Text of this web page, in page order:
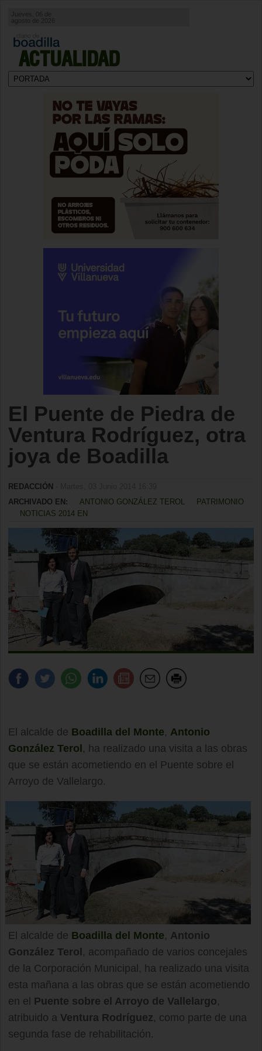
ACTUALIDAD
agosto de 2026
El Puente de Piedra de
Ventura Rodríguez, otra
joya de Boadilla
REDACCIÓN
ARCHIVADO EN:
ANTONIO GONZÁLEZ TEROL
PATRIMONIO
NOTICIAS 2014 EN
El alcalde de Boadilla del Monte, Antonio
González Terol , ha realizado una visita a las obras
que se están acometiendo en el Puente sobre el
Arroyo de Vallelargo.
El alcalde de Boadilla del Monte, Antonio
González Terol , acompañado de varios concejales
de la Corporación Municipal, ha realizado una visita
esta mañana a las obras que se están acometiendo
en el Puente sobre el Arroyo de Vallelargo,
atribuido a Ventura Rodríguez, como parte de una
segunda fase de rehabilitación.